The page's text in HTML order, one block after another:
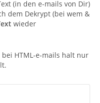
(in den e-mails von Dir)
dem Dekrypt (bei wem &
wieder
bei HTML-e-mails halt nur